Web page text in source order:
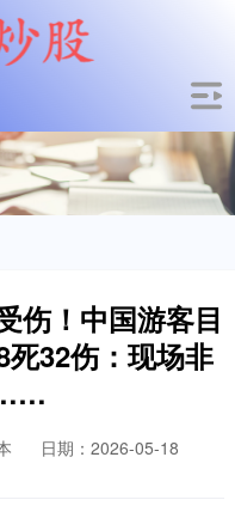
伤！中国游客目
32伤：现场非
日期：2026-05-18